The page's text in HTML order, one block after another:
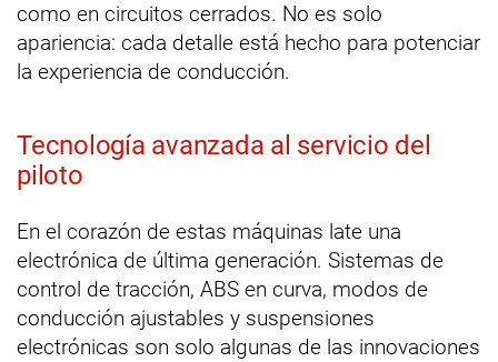
como en circuitos cerrados. No es solo
apariencia: cada detalle está hecho para potenciar
la experiencia de conducción.
Tecnología avanzada al servicio del
piloto
En el corazón de estas máquinas late una
electrónica de última generación. Sistemas de
control de tracción, ABS en curva, modos de
conducción ajustables y suspensiones
electrónicas son solo algunas de las innovaciones